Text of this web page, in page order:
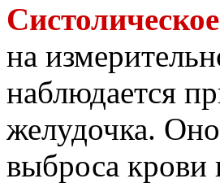
на
наблюдается
желудочка. Оно
выброса крови